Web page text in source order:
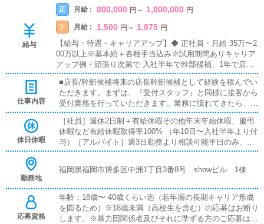
給与
正 月給 : 800,000 円 ～ 1,000,000 円
ア 月給 : 1,500 円 ～ 1,875 円
【給与・待遇・キャリアアップ】◆ 正社員・月給 35万〜2
00万以上※基本給＋各種手当込み※試用期間ありキャリア
アップ例・頑張り次第で 入社半年で幹部候補、1年で店長
に昇格可能！役職別予想年収・一般職：450〜550万円・幹
部候補：650〜800万円・店長：1000〜1500万円・幹部役
員：1500〜3000万円◆ 福利厚生・手当・社会保険完備・賞
与年4回・業績歩合あり・通勤手当あり・日払い可能・そ
の他各種手当あり◆ アルバイト募集職種と時給 ・受付ス
タッフ・WEB運用スタッフ・インストラクター昼間帯1,50
0円〜深夜帯1,875円〜・ホールスタッフ深夜帯1,625円〜
昼間帯1,300円〜・送迎ドライバー深夜帯1,375円〜＋燃料
い制度あり・短期昇給制度あり・社員登用制度あり
仕事内容
■店長/幹部候補将来の店長幹部候補として経験を積んでい
ただきます。まずは、『受付スタッフ』と同様に接客から
受付業務を行っていただきます。業務に慣れてきたら、
『キャストの管理』や『経営に関わる業務』を順に覚えて
いただきます。早い方だと１年ぐらいで、店長として新し
い店舗の運営をお任せします。
休日休暇
［社員］週休2日制＋有給休暇その他年末年始休暇、慶弔
休暇など有給休暇取得率100% （年10日〜入社半年より付
与）［アルバイト］週3日勤務より相談可能平日のみ、土
日祝のみ、などライフスタイルに合わせて自由に働けま
勤務地
福岡県福岡市博多区中洲1丁目3番8号 showビル 1棟
応募資格
年齢：18歳〜 40歳くらい迄（若年層の長期キャリア形成
を図るため）※18歳未満（高校生を含む）の応募はお断り
します。※暴力団関係者及びそれに準ずる方のご応募は、